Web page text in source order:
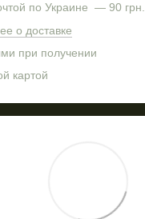
по Украине — 90 грн.
о доставке
при получении
картой